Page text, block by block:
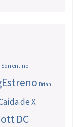
Sorrentino
Brian
de X
DC